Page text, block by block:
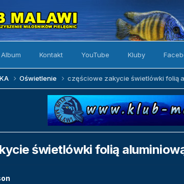
Album Kontakt YouTube Kluby
Oświetlenie częściowe zakycie świetlówki folią
świetlówki folią